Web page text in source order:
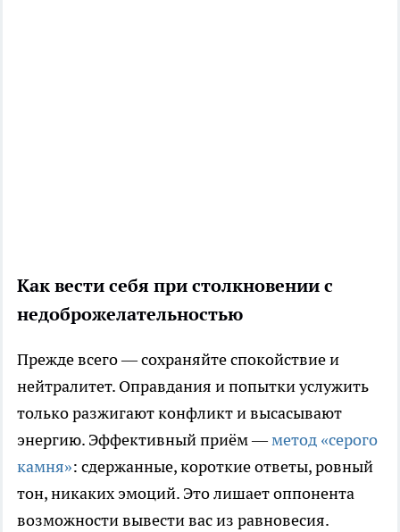
Как вести себя при столкновении с
недоброжелательностью
Прежде всего — сохраняйте спокойствие и
нейтралитет. Оправдания и попытки услужить
только разжигают конфликт и высасывают
энергию. Эффективный приём —метод «серого
камня»: сдержанные, короткие ответы, ровный
тон, никаких эмоций. Это лишает оппонента
возможности вывести вас из равновесия.